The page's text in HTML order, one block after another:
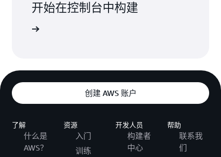
开始在控制台中构建
创建 AWS 账户
了解
什么是
AWS？
资源
入门
训练
开发人员
构建者
中心
帮助
联系我
们